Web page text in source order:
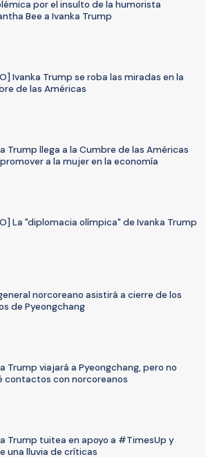
por el insulto de la humorista
Bee a Ivanka Trump
Ivanka Trump se roba las miradas en la
de las Américas
Trump llega a la Cumbre de las Américas
a la mujer en la economía
La "diplomacia olímpica" de Ivanka Trump
norcoreano asistirá a cierre de los
de Pyeongchang
Trump viajará a Pyeongchang, pero no
contactos con norcoreanos
Trump tuitea en apoyo a #TimesUp y
una lluvia de críticas